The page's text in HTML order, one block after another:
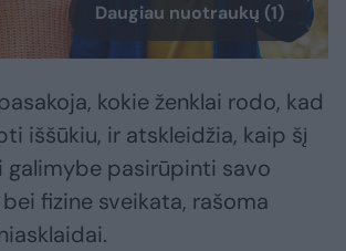
Daugiau nuotraukų (1)
kokie ženklai rodo, kad
iššūkiu, ir atskleidžia, kaip šį
galimybe pasirūpinti savo
fizine sveikata, rašoma